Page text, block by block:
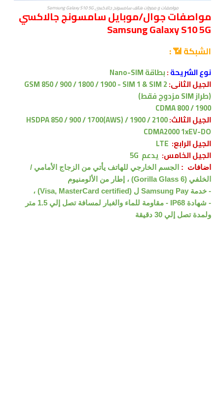
مواصفات و مميزات هاتف سامسونج جالاكسي Samsung Galaxy S10 5G
مواصفات جوال/موبايل سامسونج جالاكسي
Samsung Galaxy S10 5G
الشبكة 📶 :
نوع الشريحة:بطاقة Nano-SIM
الجيل الثانى:GSM 850 / 900 / 1800 / 1900 - SIM 1 & SIM 2
(طراز SIM مزدوج فقط)
CDMA 800 / 1900
الجيل الثالث:HSDPA 850 / 900 / 1700(AWS) / 1900 / 2100
CDMA2000 1xEV-DO
الجيل الرابع:
الجيل الخامس: يدعم 5G
اضافات : الجسم الخارجي للهاتف يأتي من الزجاج الأمامي /
الخلفي (Gorilla Glass 6) ، إطار من الألومنيوم
- خدمة Samsung Pay ل (Visa, MasterCard certified) ،
- شهادة IP68 - مقاومة للماء والغبار لمسافة تصل إلي 1.5 متر
ولمدة تصل إلي 30 دقيقة